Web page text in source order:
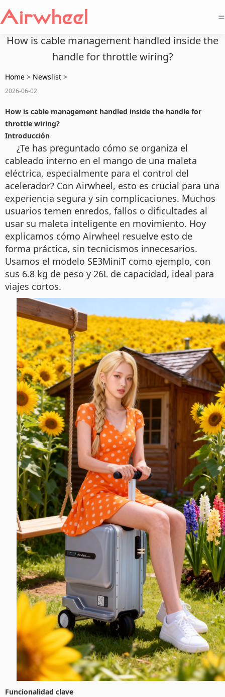
=
How is cable management handled inside the
handle for throttle wiring?
Home > Newslist >
2026-06-02
How is cable management handled inside the handle for
throttle wiring?
Introducción
¿Te has preguntado cómo se organiza el
cableado interno en el mango de una maleta
eléctrica, especialmente para el control del
acelerador? Con Airwheel, esto es crucial para una
experiencia segura y sin complicaciones. Muchos
usuarios temen enredos, fallos o dificultades al
usar su maleta inteligente en movimiento. Hoy
explicamos cómo Airwheel resuelve esto de
forma práctica, sin tecnicismos innecesarios.
Usamos el modelo SE3MiniT como ejemplo, con
sus 6.8 kg de peso y 26L de capacidad, ideal para
viajes cortos.
Funcionalidad clave